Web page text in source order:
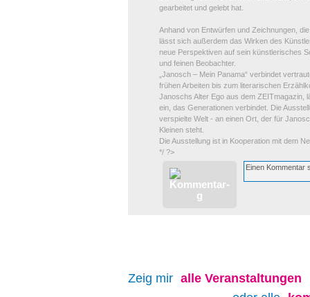
gearbeitet und gelebt hat.
Anhand von Entwürfen und Zeichnungen,
lässt sich außerdem das Wirken des
neue Perspektiven auf sein künstlerisches
und feinen Beobachter.
„Janosch – Mein Panama“ verbindet
frühen Arbeiten bis zum literarischen
Janoschs Alter Ego aus dem ZEITmagazin,
ein, das Generationen verbindet. Die
verspielte Welt - an einen Ort, der für
Kleinen steht.
Die Ausstellung ist in Kooperation mit dem
*/ ?>
Zeig mir alle Veranstaltungen